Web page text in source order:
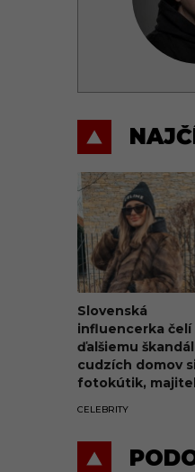
Slovenská
influencerka čelí
ďalšiemu
cudzích domov
fotokútik,
CELEBRITY